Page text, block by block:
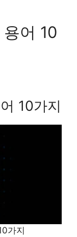
어 10
10가지
가지